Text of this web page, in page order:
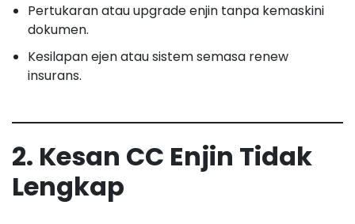
Pertukaran atau upgrade enjin tanpa kemaskini
dokumen.
Kesilapan ejen atau sistem semasa renew
insurans.
2. Kesan CC Enjin Tidak
Lengkap